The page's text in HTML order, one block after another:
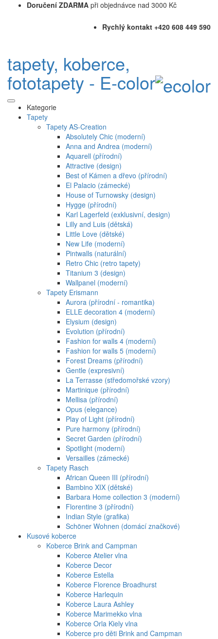
Doručení ZDARMA při objednávce nad 3000 Kč
Rychlý kontakt +420 608 449 590
tapety, koberce,
fototapety - E-color
Kategorie
Tapety
Tapety AS-Creation
Absolutely Chic (moderní)
Anna and Andrea (moderní)
Aquarell (přírodní)
Attractive (design)
Best of Kámen a dřevo (přírodní)
El Palacio (zámecké)
House of Turnowsky (design)
Hygge (přírodní)
Karl Lagerfeld (exklusivní, design)
Lilly and Luis (dětská)
Little Love (dětské)
New Life (moderní)
Pintwalls (naturální)
Retro Chic (retro tapety)
Titanium 3 (design)
Wallpanel (moderní)
Tapety Erismann
Aurora (přírodní - romantika)
ELLE decoration 4 (moderní)
Elysium (design)
Evolution (přírodní)
Fashion for walls 4 (moderní)
Fashion for walls 5 (moderní)
Forest Dreams (přírodní)
Gentle (expresivní)
La Terrasse (středomořské vzory)
Martinique (přírodní)
Mellisa (přírodní)
Opus (elegance)
Play of Light (přírodní)
Pure harmony (přírodní)
Secret Garden (přírodní)
Spotlight (moderní)
Versailles (zámecké)
Tapety Rasch
African Queen III (přírodní)
Bambino XIX (dětské)
Barbara Home collection 3 (moderní)
Florentine 3 (přírodní)
Indian Style (grafika)
Schöner Wohnen (domácí značkové)
Kusové koberce
Koberce Brink and Campman
Koberce Atelier vlna
Koberce Decor
Koberce Estella
Koberce Florence Broadhurst
Koberce Harlequin
Koberce Laura Ashley
Koberce Marimekko vlna
Koberce Orla Kiely vlna
Koberce pro děti Brink and Campman